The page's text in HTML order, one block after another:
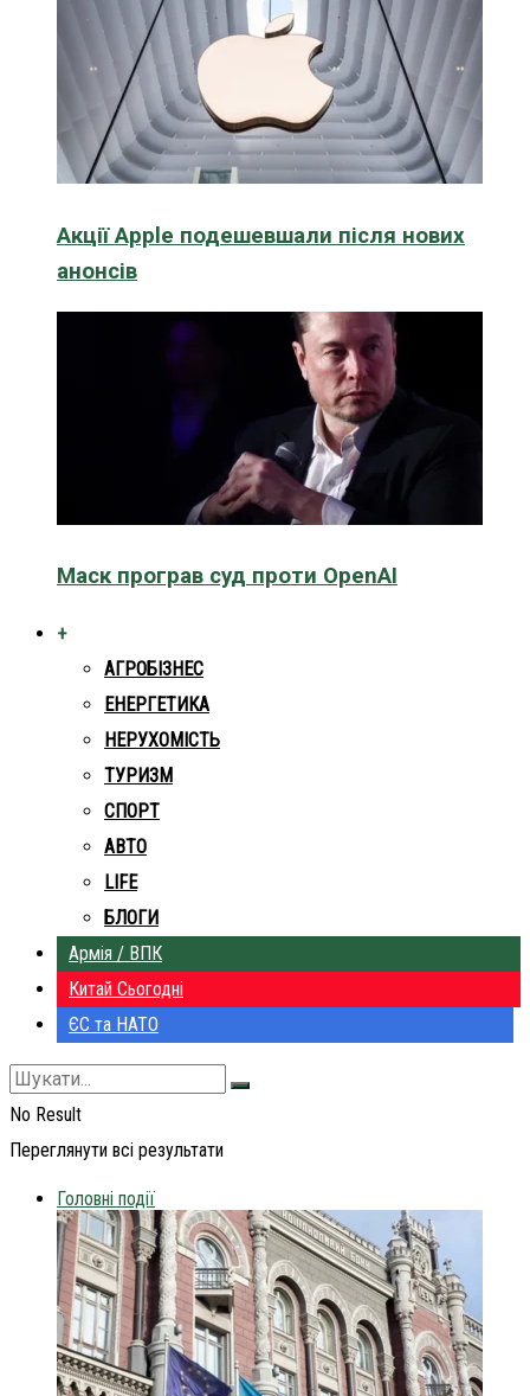
Акції Apple подешевшали після нових
анонсів
Маск програв суд проти OpenAI
+
АГРОБІЗНЕС
ЕНЕРГЕТИКА
НЕРУХОМІСТЬ
ТУРИЗМ
СПОРТ
АВТО
LIFE
БЛОГИ
Армія / ВПК
Китай Сьогодні
ЄС та НАТО
No Result
Переглянути всі результати
Головні події